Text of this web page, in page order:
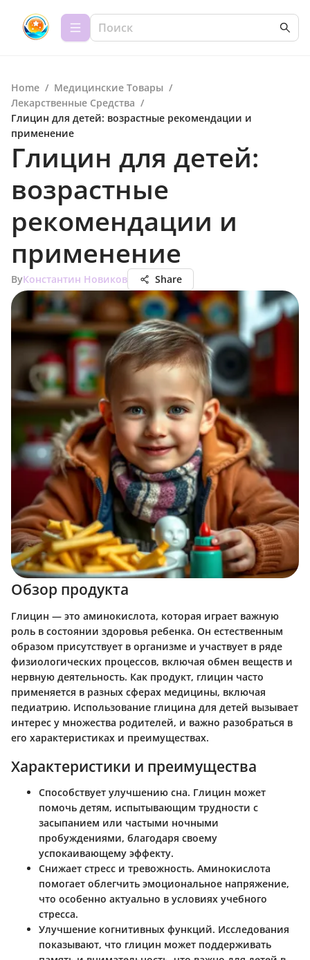
Home / Медицинские Товары /
Лекарственные Средства /
Глицин для детей: возрастные рекомендации и
применение
Глицин для детей:
возрастные
рекомендации и
применение
ByКонстантин Новиков Share
Обзор продукта
Глицин — это аминокислота, которая играет важную
роль в состоянии здоровья ребенка. Он естественным
образом присутствует в организме и участвует в ряде
физиологических процессов, включая обмен веществ и
нервную деятельность. Как продукт, глицин часто
применяется в разных сферах медицины, включая
педиатрию. Использование глицина для детей вызывает
интерес у множества родителей, и важно разобраться в
его характеристиках и преимуществах.
Характеристики и преимущества
Способствует улучшению сна. Глицин может
помочь детям, испытывающим трудности с
засыпанием или частыми ночными
пробуждениями, благодаря своему
успокаивающему эффекту.
Снижает стресс и тревожность. Аминокислота
помогает облегчить эмоциональное напряжение,
что особенно актуально в условиях учебного
стресса.
Улучшение когнитивных функций. Исследования
показывают, что глицин может поддерживать